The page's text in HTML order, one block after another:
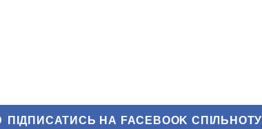
ПІДПИСАТИСЬ НА FACEBOOK СПІЛЬНОТУ